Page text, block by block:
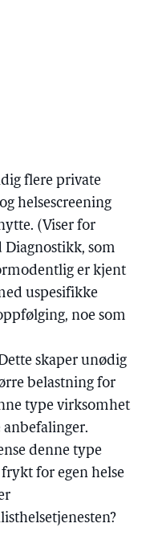
flere private
helsescreening
(Viser for
Diagnostikk, som
er kjent
uspesifikke
noe som
skaper unødig
belastning for
type virksomhet
denne type
for egen helse